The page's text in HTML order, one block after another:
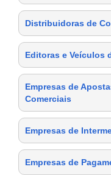
Distribuidoras de
Editoras e Veículos
Empresas de
Comerciais
Empresas de
Empresas de